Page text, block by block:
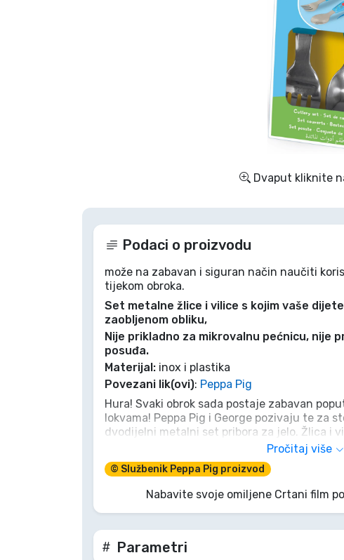
Dvaput kliknite
Podaci o proizvodu
može na zabavan i siguran način naučiti
tijekom obroka.
Set metalne žlice i vilice s kojim vaše
zaobljenom obliku,
Nije prikladno za mikrovalnu pećnicu, nije
posuđa.
Materijal: inox i plastika
Povezani lik(ovi): Peppa Pig
Hura! Svaki obrok sada postaje zabavan
lokvama! Peppa Pig i George pozivaju te za
dvodijelni metalni set pribora za jelo. Žlica i
malim ručicama, čineći samostalno
nagovaranja na jelo, samo veselo roktanje i
za najveseliju gozbu do sada? Rok-rok,
danas i uživajte u svakom zalogaju!
Pročitaj više
© Službenik Peppa Pig proizvod
Nabavite svoje omiljene Crtani film
Parametri
Sportski proizvodi
Vrste proizvoda